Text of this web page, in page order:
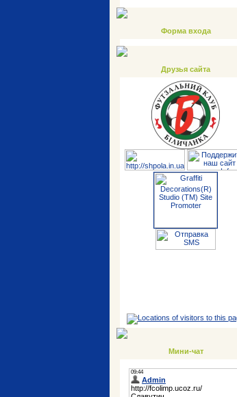
Форма входа
Друзья сайта
Мини-чат